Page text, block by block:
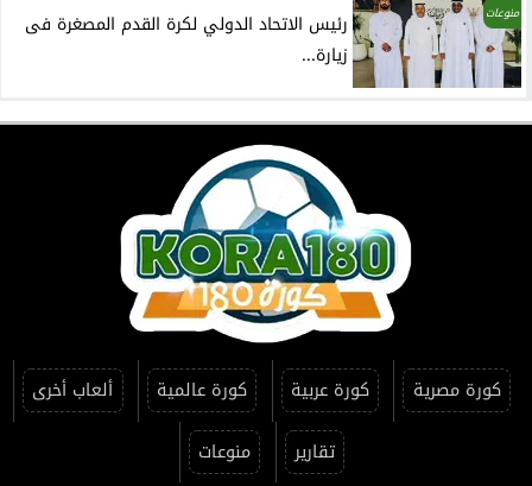
منوعات
رئيس الاتحاد الدولي لكرة القدم المصغرة فى
زيارة...
كورة مصرية كورة عربية كورة عالمية
ألعاب أخرى
تقارير
منوعات